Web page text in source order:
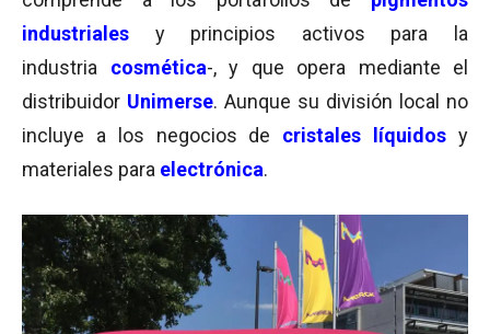
industriales y principios activos para la
industria cosmética-, y que opera mediante el
distribuidor Unimerse. Aunque su división local no
incluye a los negocios de cristales líquidos y
materiales para electrónica.